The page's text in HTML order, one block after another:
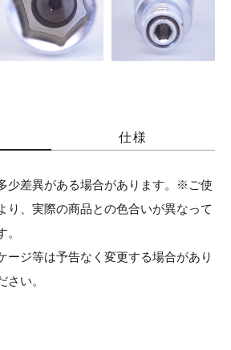
仕様
少差異がある場合があります。※ご使
り、実際の商品との色合いが異なって
ジ等は予告なく変更する場合があり
さい。